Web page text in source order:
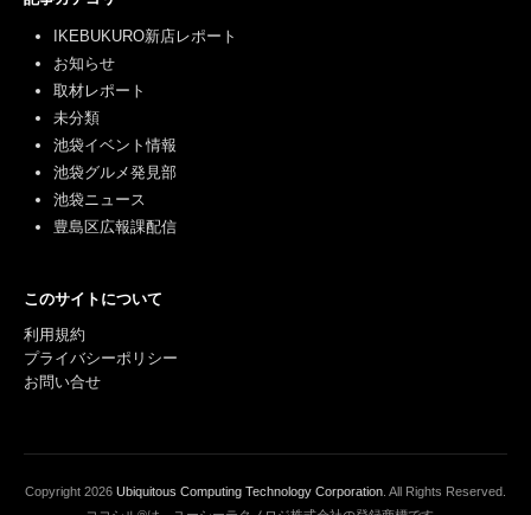
IKEBUKURO新店レポート
お知らせ
取材レポート
未分類
池袋イベント情報
池袋グルメ発見部
池袋ニュース
豊島区広報課配信
このサイトについて
利用規約
プライバシーポリシー
お問い合せ
Copyright 2026 Ubiquitous Computing Technology Corporation . All Rights Reserved.